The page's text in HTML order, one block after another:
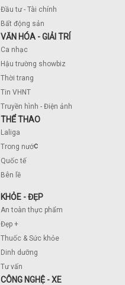
Đầu tư - Tài chính
Bất động sản
VĂN HÓA - GIẢI TRÍ
Ca nhạc
Hậu trường showbiz
Thời trang
Tin VHNT
Truyền hình - Điện ảnh
THỂ THAO
Laliga
Trong nước
Quốc tế
Bên lề
KHỎE - ĐẸP
An toàn thực phẩm
Đẹp +
Thuốc & Sức khỏe
Dinh dưỡng
Tư vấn
CÔNG NGHỆ - XE